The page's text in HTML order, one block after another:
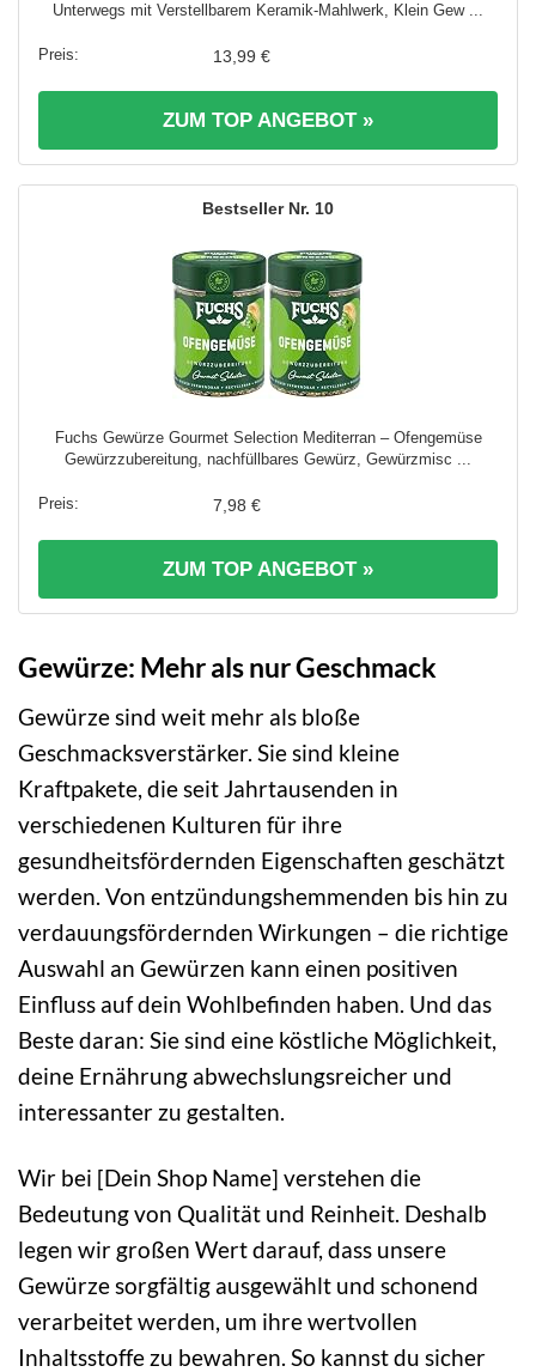
Unterwegs mit Verstellbarem Keramik-Mahlwerk, Klein Gew ...
13,99 €
ZUM TOP ANGEBOT »
10
Fuchs Gewürze Gourmet Selection Mediterran – Ofengemüse
Gewürzzubereitung, nachfüllbares Gewürz, Gewürzmisc ...
7,98 €
ZUM TOP ANGEBOT »
Gewürze: Mehr als nur Geschmack
Gewürze sind weit mehr als bloße
Geschmacksverstärker. Sie sind kleine
Kraftpakete, die seit Jahrtausenden in
verschiedenen Kulturen für ihre
gesundheitsfördernden Eigenschaften geschätzt
werden. Von entzündungshemmenden bis hin zu
verdauungsfördernden Wirkungen – die richtige
Auswahl an Gewürzen kann einen positiven
Einfluss auf dein Wohlbefinden haben. Und das
Beste daran: Sie sind eine köstliche Möglichkeit,
deine Ernährung abwechslungsreicher und
interessanter zu gestalten.
Wir bei [Dein Shop Name] verstehen die
Bedeutung von Qualität und Reinheit. Deshalb
legen wir großen Wert darauf, dass unsere
Gewürze sorgfältig ausgewählt und schonend
verarbeitet werden, um ihre wertvollen
Inhaltsstoffe zu bewahren. So kannst du sicher